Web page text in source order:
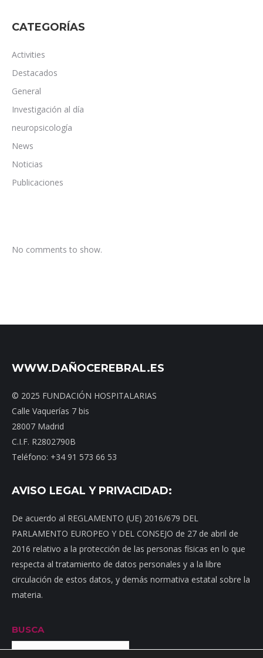
CATEGORÍAS
Activities
Destacados
General
Investigación al día
neuropsicología
News
Noticias
Publicaciones
No comments to show.
WWW.DAÑOCEREBRAL.ES
© 2025 FUNDACIÓN HOSPITALARIAS
Calle Vaquerías 7 bis
28007 Madrid
C.I.F. R2802790B
Teléfono: +34 91 573 66 53
AVISO LEGAL Y PRIVACIDAD:
De acuerdo al REGLAMENTO (UE) 2016/679 DEL
PARLAMENTO EUROPEO Y DEL CONSEJO de 27 de abril de
2016 relativo a la protección de las personas físicas en lo que
respecta al tratamiento de datos personales y a la libre
circulación de estos datos, y demás normativa estatal sobre la
materia.
BUSCA
Buscar